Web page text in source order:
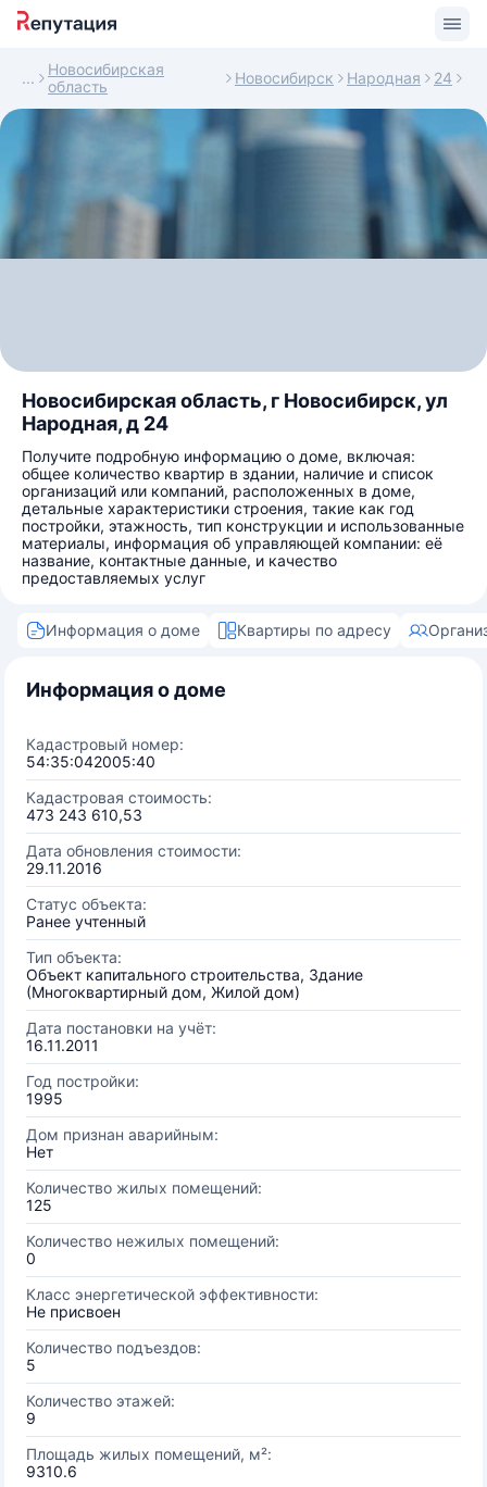
Новосибирская
область
Новосибирск Народная 24
Новосибирская область, г Новосибирск, ул
Народная, д 24
Получите подробную информацию о доме, включая:
общее количество квартир в здании, наличие и список
организаций или компаний, расположенных в доме,
детальные характеристики строения, такие как год
постройки, этажность, тип конструкции и использованные
материалы, информация об управляющей компании: её
название, контактные данные, и качество
предоставляемых услуг
Информация о доме Квартиры по адресу
Информация о доме
Кадастровый номер:
54:35:042005:40
Кадастровая стоимость:
473 243 610,53
Дата обновления стоимости:
29.11.2016
Статус объекта:
Ранее учтенный
Тип объекта:
Объект капитального строительства, Здание
(Многоквартирный дом, Жилой дом)
Дата постановки на учёт:
16.11.2011
Год постройки:
1995
Дом признан аварийным:
Нет
Количество жилых помещений:
125
Количество нежилых помещений:
0
Класс энергетической эффективности:
Не присвоен
Количество подъездов:
5
Количество этажей:
9
Площадь жилых помещений, м²:
9310.6